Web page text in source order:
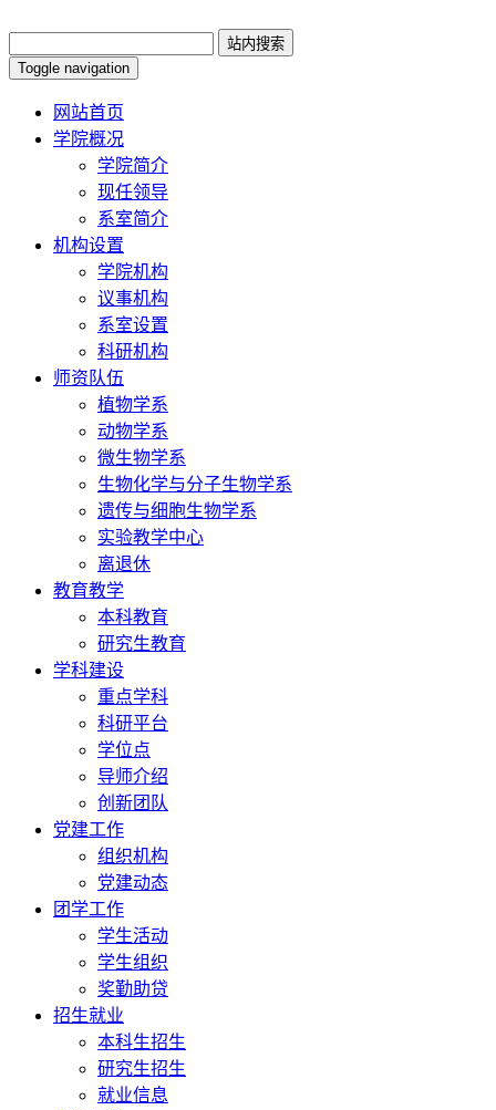
Toggle navigation
网站首页
学院概况
学院简介
现任领导
系室简介
机构设置
学院机构
议事机构
系室设置
科研机构
师资队伍
植物学系
动物学系
微生物学系
生物化学与分子生物学系
遗传与细胞生物学系
实验教学中心
离退休
教育教学
本科教育
研究生教育
学科建设
重点学科
科研平台
学位点
导师介绍
创新团队
党建工作
组织机构
党建动态
团学工作
学生活动
学生组织
奖勤助贷
招生就业
本科生招生
研究生招生
就业信息